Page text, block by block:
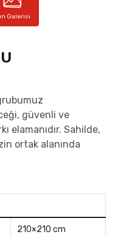
Galerisi
güvenli ve
elamanıdır. Sahilde,
ortak alanında
210×210 cm